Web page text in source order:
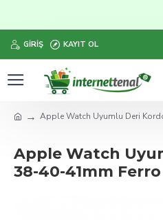
GIRIŞ KAYIT OL
Apple Watch Uyumlu Deri
Apple Watch
38-40-41mm Ferro